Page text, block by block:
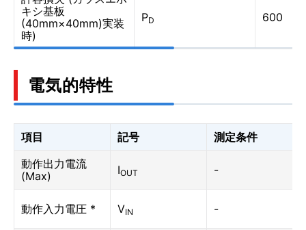
キシ基板
(40mm×40mm)実装
時)
PD 600
電気的特性
項目 記号
測定条件
動作出力電流
(Max)
IOUT -
動作入力電圧 * VIN -